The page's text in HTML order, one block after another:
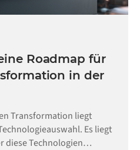
Roadmap für
in der
Transformation liegt
Es liegt
diese Technologien